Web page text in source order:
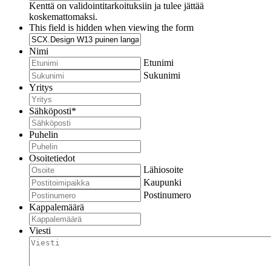
Kenttä on validointitarkoituksiin ja tulee jättää
koskemattomaksi.
This field is hidden when viewing the form
Nimi
Etunimi
Sukunimi
Yritys
Sähköposti*
Puhelin
Osoitetiedot
Lähiosoite
Kaupunki
Postinumero
Kappalemäärä
Viesti